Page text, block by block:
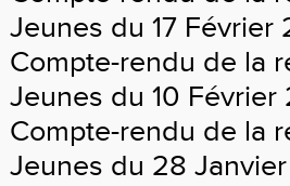
Jeunes du 17 Février
Compte-rendu de la
Jeunes du 10 Février
Compte-rendu de la
Jeunes du 28